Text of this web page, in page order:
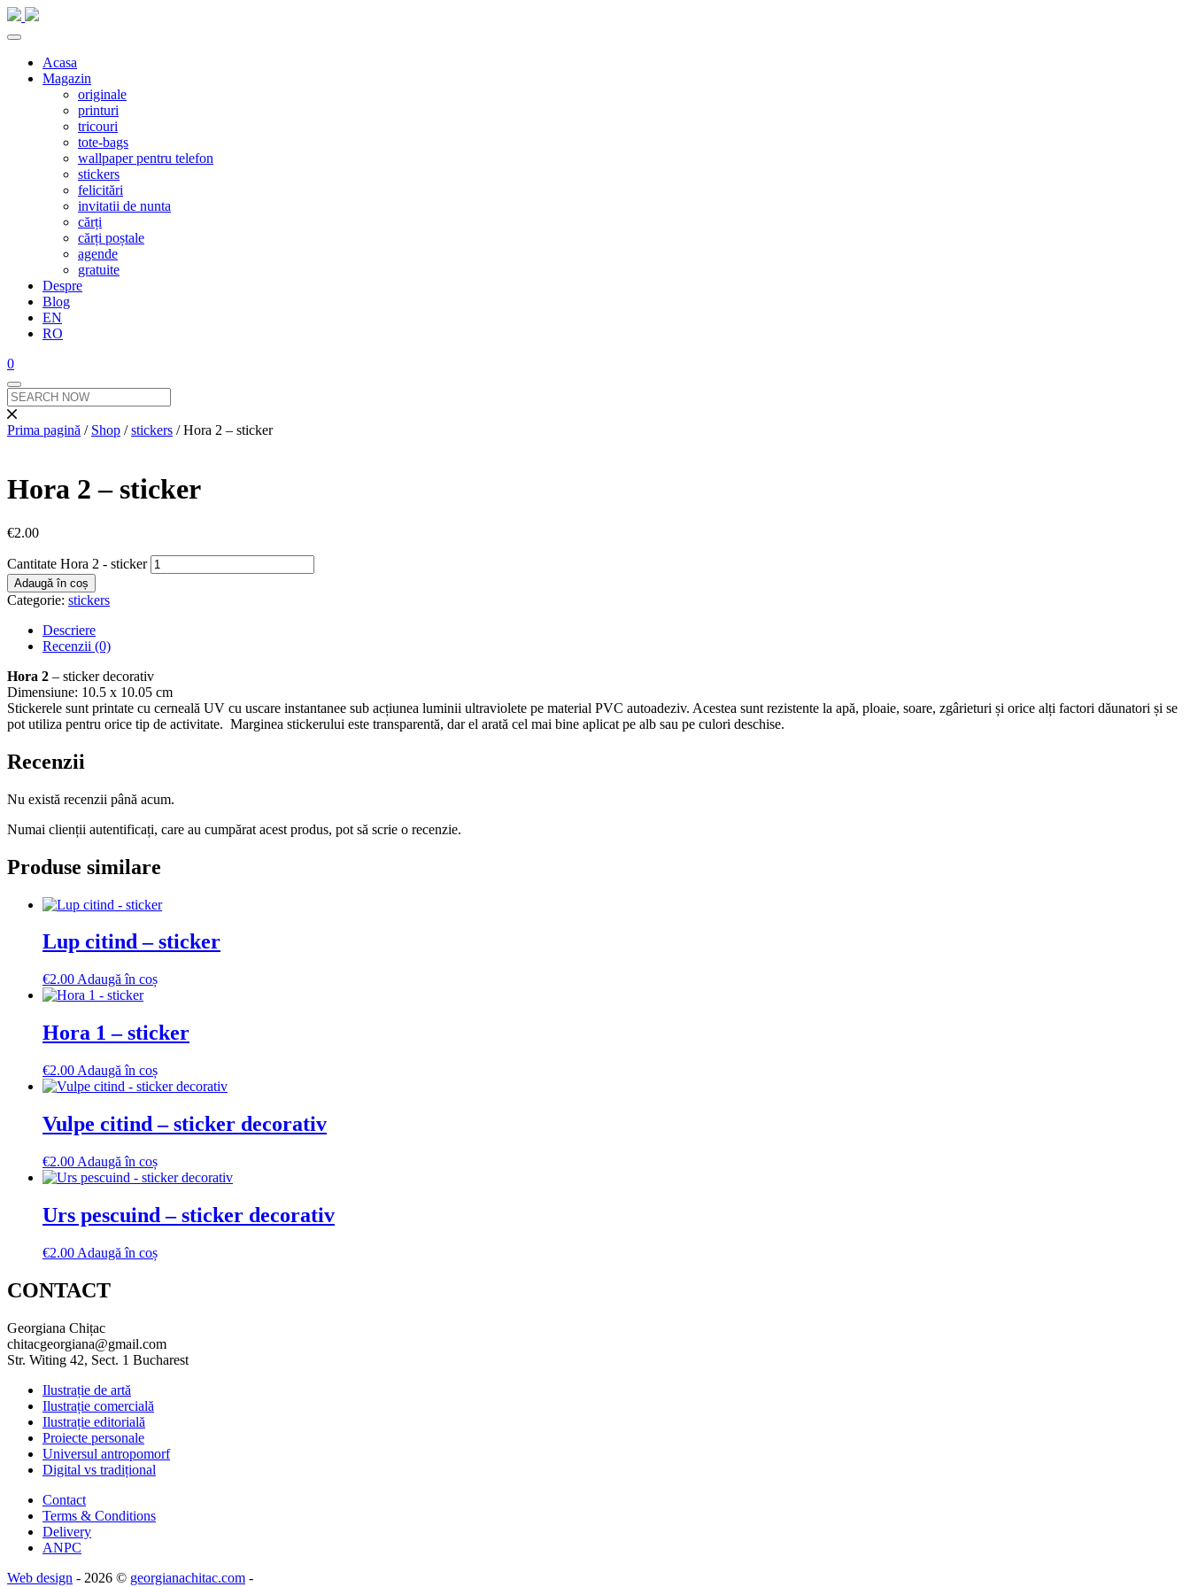
Acasa
Magazin
originale
printuri
tricouri
tote-bags
wallpaper pentru telefon
stickers
felicitări
invitatii de nunta
cărți
cărți poștale
agende
gratuite
Despre
Blog
EN
RO
0
Prima pagină / Shop /stickers / Hora 2 – sticker
Hora 2 – sticker
€2.00
Cantitate Hora 2 - sticker
Adaugă în coș
Categorie: stickers
Descriere
Recenzii (0)
Hora 2 – sticker decorativ
Dimensiune: 10.5 x 10.05 cm
Stickerele sunt printate cu cerneală UV cu uscare instantanee sub acțiunea luminii ultraviolete pe material PVC autoadeziv. Acestea sunt rezistente la apă, ploaie, soare, zgârieturi și orice alți factori dăunatori și se
pot utiliza pentru orice tip de activitate. Marginea stickerului este transparentă, dar el arată cel mai bine aplicat pe alb sau pe culori deschise.
Recenzii
Nu există recenzii până acum.
Numai clienții autentificați, care au cumpărat acest produs, pot să scrie o recenzie.
Produse similare
Lup citind – sticker
€2.00 Adaugă în coș
Hora 1 – sticker
€2.00 Adaugă în coș
Vulpe citind – sticker decorativ
€2.00 Adaugă în coș
Urs pescuind – sticker decorativ
€2.00 Adaugă în coș
CONTACT
Georgiana Chițac
chitacgeorgiana@gmail.com
Str. Witing 42, Sect. 1 Bucharest
Ilustrație de artă
Ilustrație comercială
Ilustrație editorială
Proiecte personale
Universul antropomorf
Digital vs tradițional
Contact
Terms & Conditions
Delivery
ANPC
Web design - 2026 © georgianachitac.com -